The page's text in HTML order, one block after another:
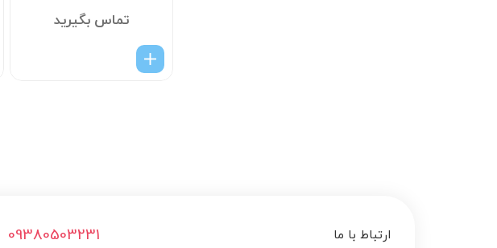
تماس بگیرید
ارتباط با ما 09380503231